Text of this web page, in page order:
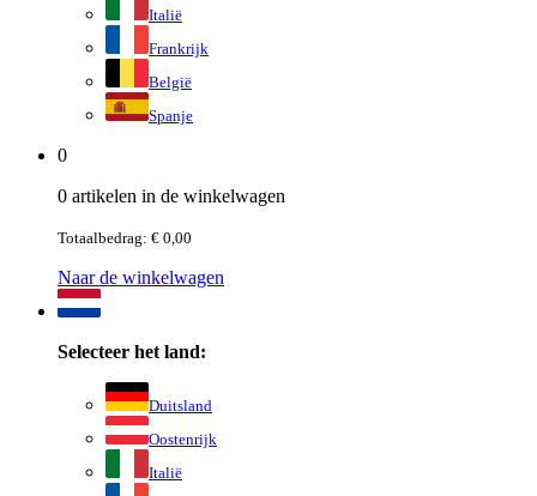
Italië
Frankrijk
België
Spanje
0
0 artikelen in de winkelwagen
Totaalbedrag: € 0,00
Naar de winkelwagen
Selecteer het land:
Duitsland
Oostenrijk
Italië